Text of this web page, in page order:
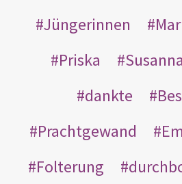
Jüngerinnen
Priska
Susanna
dankte
Prachtgewand
Folterung